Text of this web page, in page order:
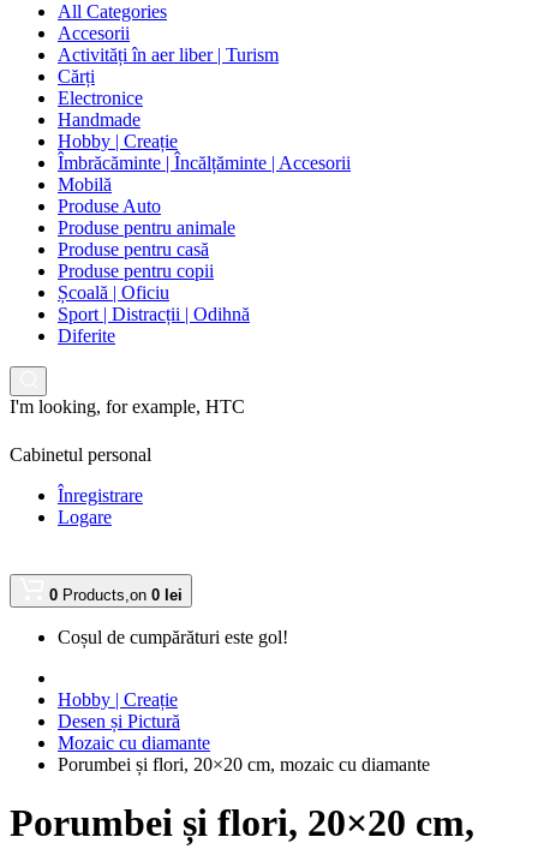
All Categories
Accesorii
Activități în aer liber | Turism
Cărți
Electronice
Handmade
Hobby | Creație
Îmbrăcăminte | Încălțăminte | Accesorii
Mobilă
Produse Auto
Produse pentru animale
Produse pentru casă
Produse pentru copii
Școală | Oficiu
Sport | Distracții | Odihnă
Diferite
I'm looking, for example, HTC
Cabinetul personal
Înregistrare
Logare
0 Products,on 0 lei
Coșul de cumpărături este gol!
Hobby | Creație
Desen și Pictură
Mozaic cu diamante
Porumbei și flori, 20×20 cm, mozaic cu diamante
Porumbei și flori, 20×20 cm,